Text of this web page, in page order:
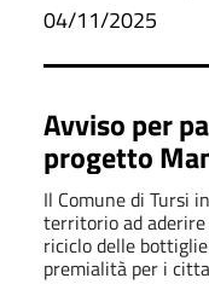
04/11/2025
Avviso per
progetto
Il Comune di Tursi
territorio ad
riciclo delle
premialità per i